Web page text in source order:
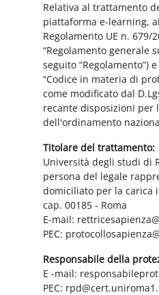
Relativa al trattamento
piattaforma e-learning,
Regolamento UE n. 679/
“Regolamento generale
seguito “Regolamento”)
“Codice in materia di
come modificato dal
recante disposizioni per
dell'ordinamento
Titolare del trattamento:
Università degli studi di
persona del legale
domiciliato per la carica
cap. 00185 - Roma
E-mail:
PEC:
Responsabile della
E -mail:
PEC: